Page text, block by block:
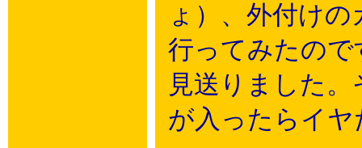
ょ）、外付け
行ってみたの
見送りました
が入ったらイヤ